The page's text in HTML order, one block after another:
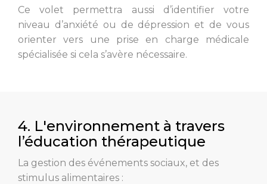
Ce volet permettra aussi d’identifier votre
niveau d’anxiété ou de dépression et de vous
orienter vers une prise en charge médicale
spécialisée si cela s’avère nécessaire.
4. L'environnement à travers
l’éducation thérapeutique
La gestion des événements sociaux, et des
stimulus alimentaires :